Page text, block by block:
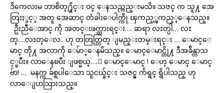
ဒိကေလးမ ဘာစိတ္႐ိူင္း ဝင္ ေနသည္လည္းမသိ။ သဇင္ က သူ႔ အေ
တြးႏွင့္ အတူ အေဆာင္ တံခါးေပါက္ကို ၾကည့္ၾကည့္ေနသည္။
ဦးညီေအာင္ ကို အတင္းဖက္ထားရင္း…. ဆရာ လႊတ္ပါ… လႊ
တ္….လႊတ္ေလ.. ဟု တတြတ္တြတ္ ျမည္းတမ္းရင္း … ေမာင္ေ
မာင္ တို႔ အလာကို ေမ်ာ္ေနမိသည္။ ေမာင္ေမာင္တို႔ ဒီအခ်ိန္လာသ
င့္ၿပီး။ လာေနၿပီး ျဖစ္မယ္….ီ ေမာင္ေမာင္ ! ေဟ့ ေမာင္ ေမာင္
ဗ်ာ! … မနက္က ခ်စ္ရပါေသာ သူငယ္ခ်င္း သဇင္မွ က်ဴရွင္ ရွိပါသည္ ဟု
လာေျပာသြားသည္။